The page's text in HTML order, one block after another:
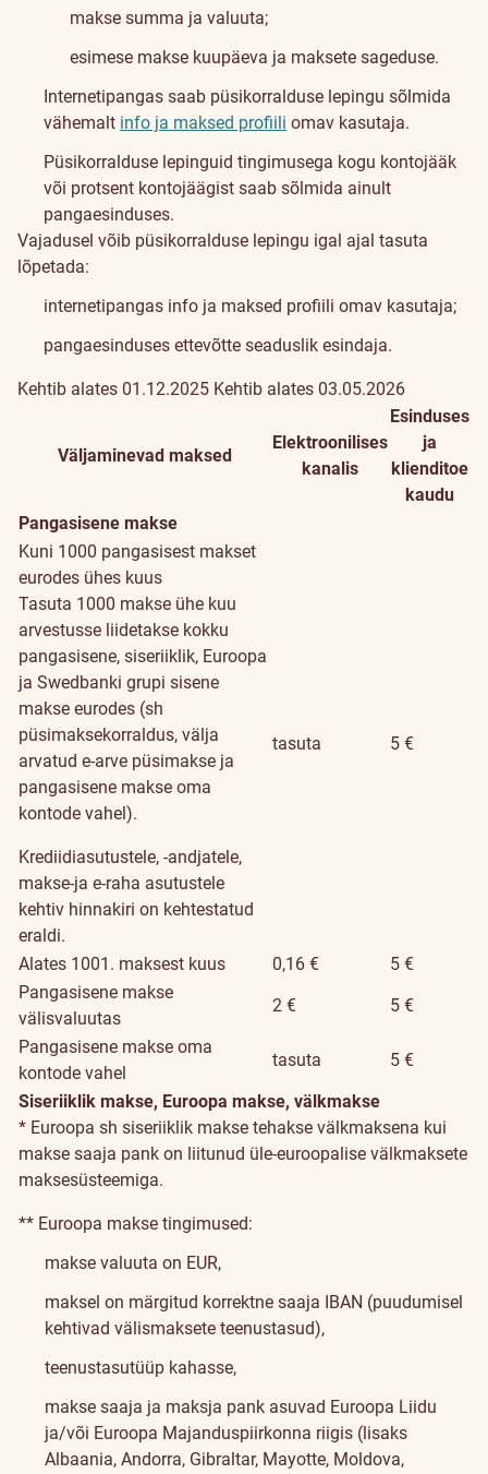
makse summa ja valuuta;
esimese makse kuupäeva ja maksete sageduse.
Internetipangas saab püsikorralduse lepingu sõlmida
vähemalt info ja maksed profiili omav kasutaja.
Püsikorralduse lepinguid tingimusega kogu kontojääk
või protsent kontojäägist saab sõlmida ainult
pangaesinduses.
Vajadusel võib püsikorralduse lepingu igal ajal tasuta
lõpetada:
internetipangas info ja maksed profiili omav kasutaja;
pangaesinduses ettevõtte seaduslik esindaja.
Kehtib alates 01.12.2025 Kehtib alates 03.05.2026
Väljaminevad maksed
Elektroonilises
kanalis
Esinduses
ja
klienditoe
kaudu
Pangasisene makse
Kuni 1000 pangasisest makset
eurodes ühes kuus
Tasuta 1000 makse ühe kuu
arvestusse liidetakse kokku
pangasisene, siseriiklik, Euroopa
ja Swedbanki grupi sisene
makse eurodes (sh
püsimaksekorraldus, välja
arvatud e-arve püsimakse ja
pangasisene makse oma
kontode vahel).
Krediidiasutustele, -andjatele,
makse-ja e-raha asutustele
kehtiv hinnakiri on kehtestatud
eraldi.
tasuta 5 €
Alates 1001. maksest kuus 0,16 €
5 €
Pangasisene makse
välisvaluutas
2 €
5 €
Pangasisene makse oma
kontode vahel
tasuta
5 €
Siseriiklik makse, Euroopa makse, välkmakse
* Euroopa sh siseriiklik makse tehakse välkmaksena kui
makse saaja pank on liitunud üle-euroopalise välkmaksete
maksesüsteemiga.
** Euroopa makse tingimused:
makse valuuta on EUR,
maksel on märgitud korrektne saaja IBAN (puudumisel
kehtivad välismaksete teenustasud),
teenustasutüüp kahasse,
makse saaja ja maksja pank asuvad Euroopa Liidu
ja/või Euroopa Majanduspiirkonna riigis (lisaks
Albaania, Andorra, Gibraltar, Mayotte, Moldova,